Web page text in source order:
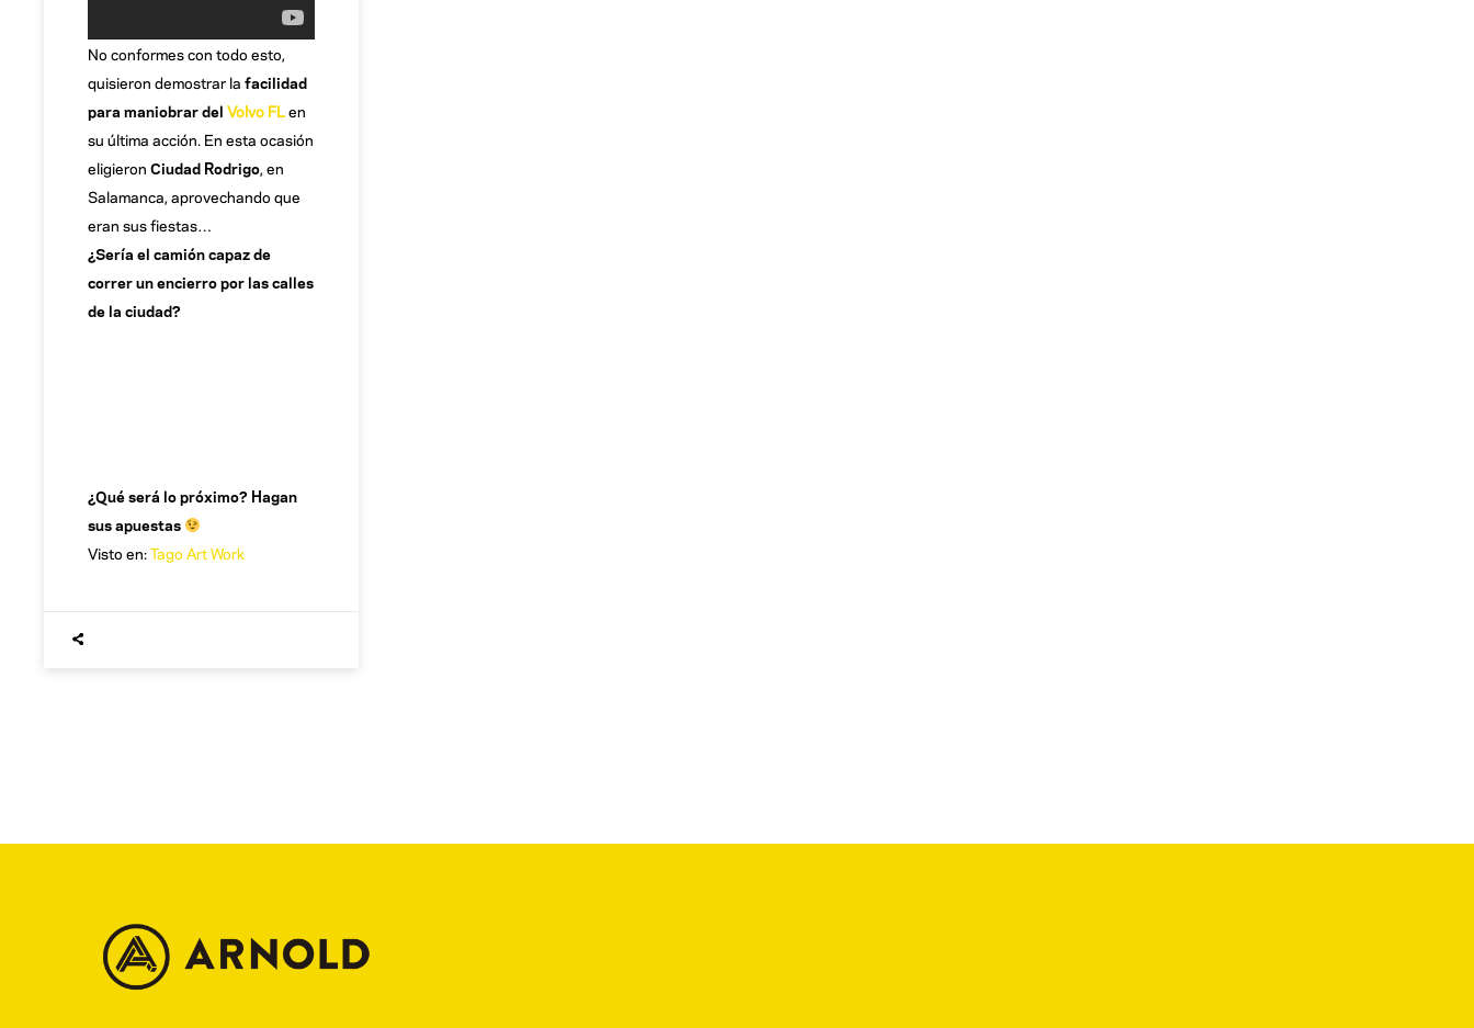
No conformes con todo esto,
quisieron demostrar la facilidad
para maniobrar del Volvo FLen
su última acción. En esta ocasión
eligieron Ciudad Rodrigo, en
Salamanca, aprovechando que
eran sus fiestas…
¿Sería el camión capaz de
correr un encierro por las calles
de la ciudad?
¿Qué será lo próximo? Hagan
sus apuestas
Visto en:Tago Art Work